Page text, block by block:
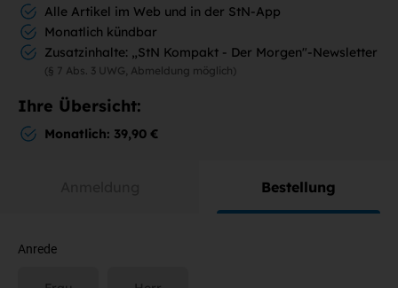
Alle Artikel im Web und in der StN-App
Monatlich kündbar
Zusatzinhalte: „StN Kompakt - Der Morgen"-Newsletter
(§ 7 Abs. 3 UWG, Abmeldung möglich)
Ihre Übersicht:
Monatlich: 39,90 €
Bestellung
Anrede